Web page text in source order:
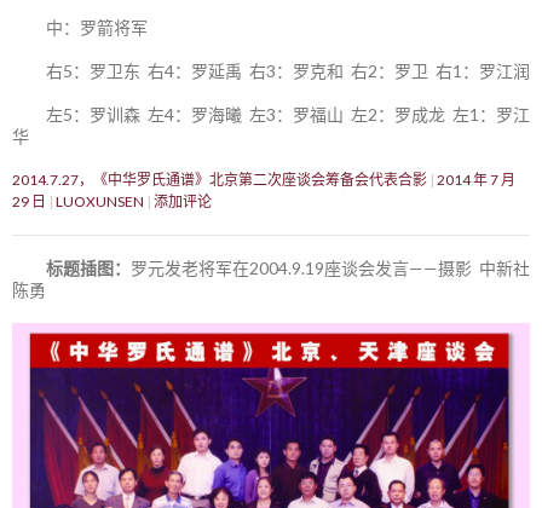
中：罗箭将军
右5：罗卫东 右4：罗延禹 右3：罗克和 右2：罗卫 右1：罗江润
左5：罗训森 左4：罗海曦 左3：罗福山 左2：罗成龙 左1：罗江
华
2014.7.27，《中华罗氏通谱》北京第二次座谈会筹备会代表合影 2014 年 7 月
29 日
LUOXUNSEN 添加评论
标题插图： 罗元发老将军在2004.9.19座谈会发言——摄影 中新社
陈勇